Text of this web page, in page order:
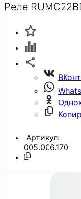
Реле
Артикул:
005.006.170